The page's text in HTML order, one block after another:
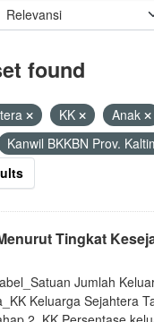
found
KK Anak
Kanwil BKKBN Prov.
Tingkat
Jumlah
Keluarga Sejahtera